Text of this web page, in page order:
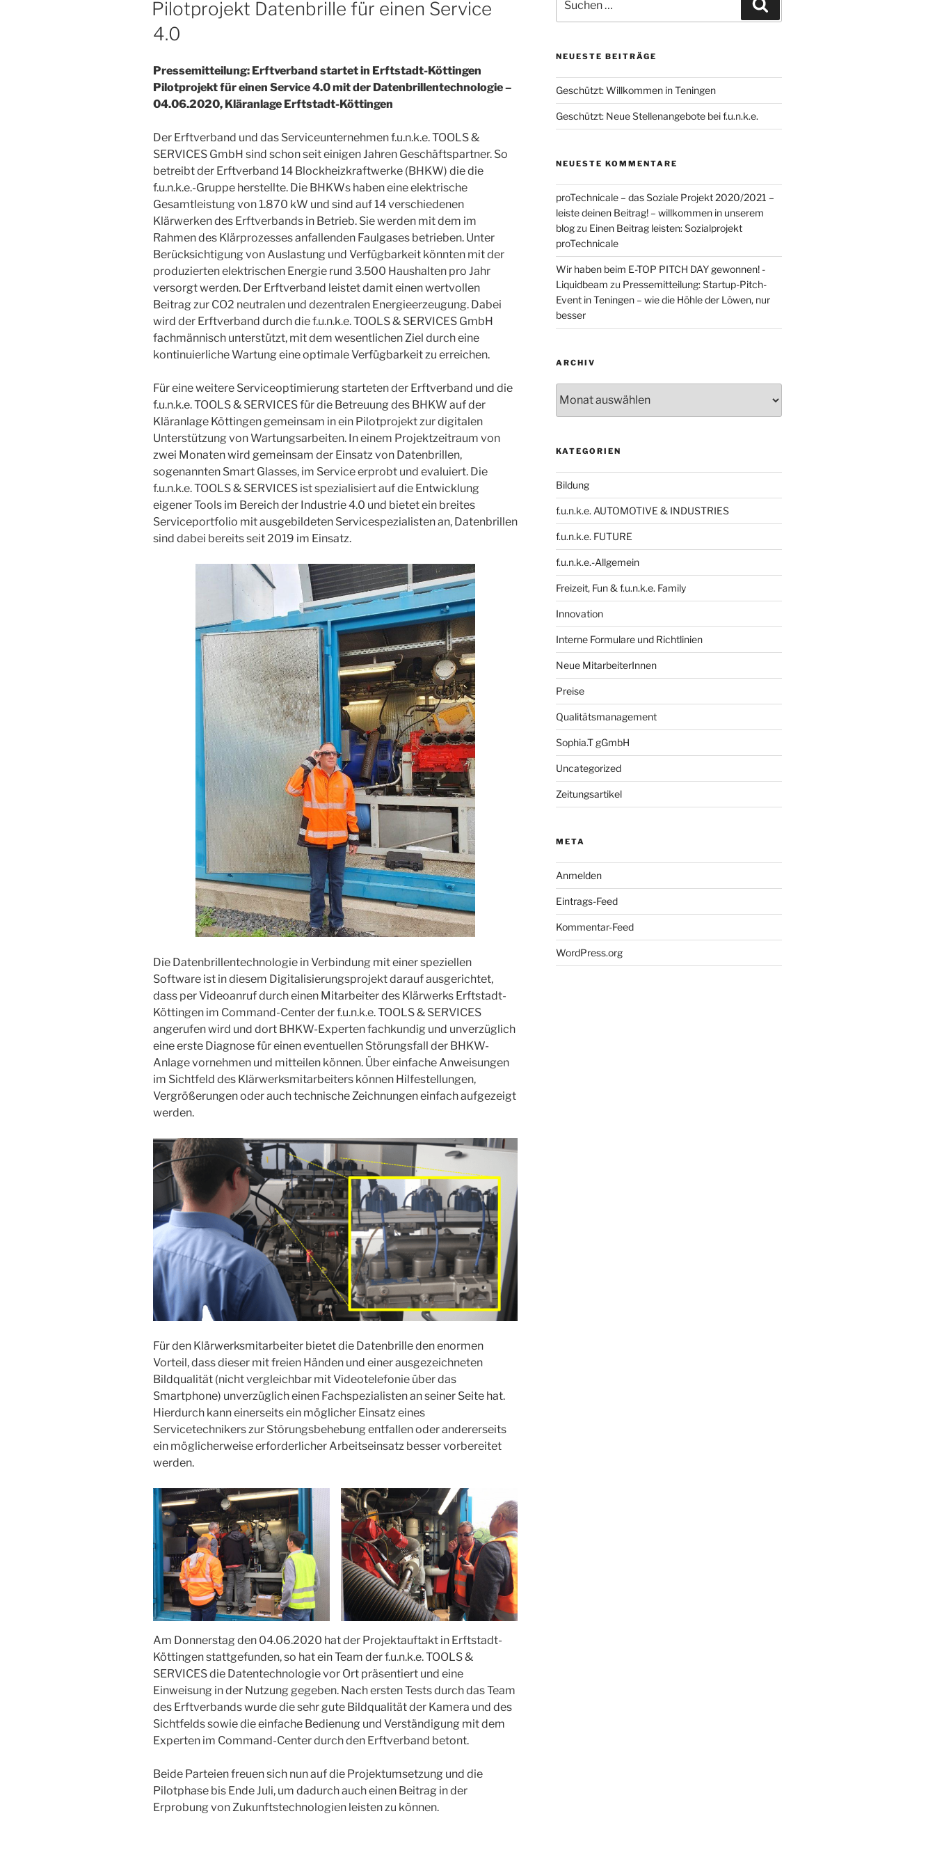
Pilotprojekt Datenbrille für einen Service
4.0
Pressemitteilung: Erftverband startet in Erftstadt-Köttingen
Pilotprojekt für einen Service 4.0 mit der Datenbrillentechnologie –
04.06.2020, Kläranlage Erftstadt-Köttingen
Der Erftverband und das Serviceunternehmen f.u.n.k.e. TOOLS &
SERVICES GmbH sind schon seit einigen Jahren Geschäftspartner. So
betreibt der Erftverband 14 Blockheizkraftwerke (BHKW) die die
f.u.n.k.e.-Gruppe herstellte. Die BHKWs haben eine elektrische
Gesamtleistung von 1.870 kW und sind auf 14 verschiedenen
Klärwerken des Erftverbands in Betrieb. Sie werden mit dem im
Rahmen des Klärprozesses anfallenden Faulgases betrieben. Unter
Berücksichtigung von Auslastung und Verfügbarkeit könnten mit der
produzierten elektrischen Energie rund 3.500 Haushalten pro Jahr
versorgt werden. Der Erftverband leistet damit einen wertvollen
Beitrag zur CO2 neutralen und dezentralen Energieerzeugung. Dabei
wird der Erftverband durch die f.u.n.k.e. TOOLS & SERVICES GmbH
fachmännisch unterstützt, mit dem wesentlichen Ziel durch eine
kontinuierliche Wartung eine optimale Verfügbarkeit zu erreichen.
Für eine weitere Serviceoptimierung starteten der Erftverband und die
f.u.n.k.e. TOOLS & SERVICES für die Betreuung des BHKW auf der
Kläranlage Köttingen gemeinsam in ein Pilotprojekt zur digitalen
Unterstützung von Wartungsarbeiten. In einem Projektzeitraum von
zwei Monaten wird gemeinsam der Einsatz von Datenbrillen,
sogenannten Smart Glasses, im Service erprobt und evaluiert. Die
f.u.n.k.e. TOOLS & SERVICES ist spezialisiert auf die Entwicklung
eigener Tools im Bereich der Industrie 4.0 und bietet ein breites
Serviceportfolio mit ausgebildeten Servicespezialisten an, Datenbrillen
sind dabei bereits seit 2019 im Einsatz.
Die Datenbrillentechnologie in Verbindung mit einer speziellen
Software ist in diesem Digitalisierungsprojekt darauf ausgerichtet,
dass per Videoanruf durch einen Mitarbeiter des Klärwerks Erftstadt-
Köttingen im Command-Center der f.u.n.k.e. TOOLS & SERVICES
angerufen wird und dort BHKW-Experten fachkundig und unverzüglich
eine erste Diagnose für einen eventuellen Störungsfall der BHKW-
Anlage vornehmen und mitteilen können. Über einfache Anweisungen
im Sichtfeld des Klärwerksmitarbeiters können Hilfestellungen,
Vergrößerungen oder auch technische Zeichnungen einfach aufgezeigt
werden.
Für den Klärwerksmitarbeiter bietet die Datenbrille den enormen
Vorteil, dass dieser mit freien Händen und einer ausgezeichneten
Bildqualität (nicht vergleichbar mit Videotelefonie über das
Smartphone) unverzüglich einen Fachspezialisten an seiner Seite hat.
Hierdurch kann einerseits ein möglicher Einsatz eines
Servicetechnikers zur Störungsbehebung entfallen oder andererseits
ein möglicherweise erforderlicher Arbeitseinsatz besser vorbereitet
werden.
Am Donnerstag den 04.06.2020 hat der Projektauftakt in Erftstadt-
Köttingen stattgefunden, so hat ein Team der f.u.n.k.e. TOOLS &
SERVICES die Datentechnologie vor Ort präsentiert und eine
Einweisung in der Nutzung gegeben. Nach ersten Tests durch das Team
des Erftverbands wurde die sehr gute Bildqualität der Kamera und des
Sichtfelds sowie die einfache Bedienung und Verständigung mit dem
Experten im Command-Center durch den Erftverband betont.
Beide Parteien freuen sich nun auf die Projektumsetzung und die
Pilotphase bis Ende Juli, um dadurch auch einen Beitrag in der
Erprobung von Zukunftstechnologien leisten zu können.
nach:
NEUESTE BEITRÄGE
Geschützt: Willkommen in Teningen
Geschützt: Neue Stellenangebote bei f.u.n.k.e.
NEUESTE KOMMENTARE
proTechnicale – das Soziale Projekt 2020/2021 –
leiste deinen Beitrag! – willkommen in unserem
blogzu Einen Beitrag leisten: Sozialprojekt
proTechnicale
Wir haben beim E-TOP PITCH DAY gewonnen! -
Liquidbeam zu Pressemitteilung: Startup-Pitch-
Event in Teningen – wie die Höhle der Löwen, nur
besser
ARCHIV
KATEGORIEN
Bildung
f.u.n.k.e. AUTOMOTIVE & INDUSTRIES
f.u.n.k.e. FUTURE
f.u.n.k.e.-Allgemein
Freizeit, Fun & f.u.n.k.e. Family
Innovation
Interne Formulare und Richtlinien
Neue MitarbeiterInnen
Preise
Qualitätsmanagement
Sophia.T gGmbH
Uncategorized
Zeitungsartikel
META
Anmelden
Eintrags-Feed
Kommentar-Feed
WordPress.org